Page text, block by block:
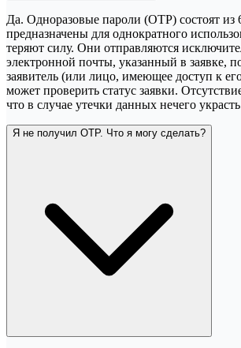
Да. Одноразовые пароли (OTP) состоят из
предназначены для однократного
теряют силу. Они отправляются
электронной почты, указанный в заявке,
заявитель (или лицо, имеющее доступ к
может проверить статус заявки.
что в случае утечки данных нечего
Я не получил OTP. Что я могу сделать?